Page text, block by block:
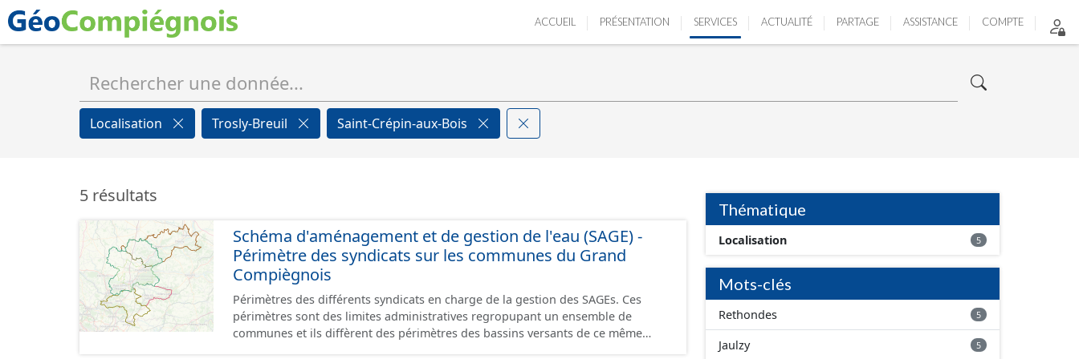
ACCUEIL PRÉSENTATION SERVICES ACTUALITÉ PARTAGE ASSISTANCE COMPTE
Localisation Trosly-Breuil Saint-Crépin-aux-Bois
5 résultats
Schéma d'aménagement et de gestion de l'eau (SAGE) -
Périmètre des syndicats sur les communes du Grand
Compiègnois
Périmètres des différents syndicats en charge de la gestion des SAGEs. Ces
périmètres sont des limites administratives regropupant un ensemble de
communes et ils diffèrent des périmètres des bassins versants de ce même
Thématique
Localisation 5
Mots-clés
Rethondes 5
Jaulzy 5